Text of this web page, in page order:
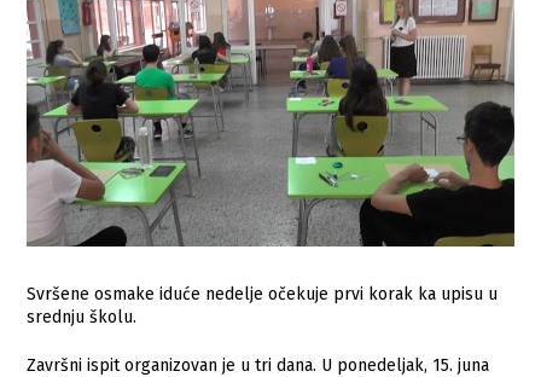
Svršene osmake iduće nedelje očekuje prvi korak ka upisu u
srednju školu.
Završni ispit organizovan je u tri dana. U ponedeljak, 15. juna